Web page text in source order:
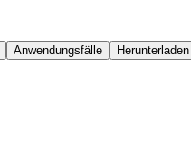
Anwendungsfälle Herunterladen